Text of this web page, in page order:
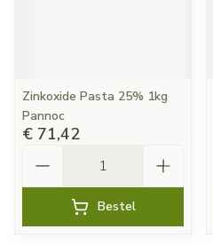
Zinkoxide Pasta 25% 1kg
Pannoc
€ 71,42
Bestel